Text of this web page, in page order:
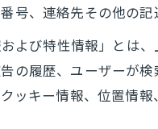
号、連絡先その他の
よび特性情報」とは
の履歴、ユーザーが
ッキー情報、位置情報